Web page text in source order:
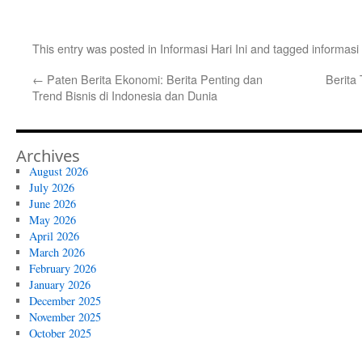
This entry was posted in Informasi Hari Iniand tagged
← Paten Berita Ekonomi: Berita Penting dan
Trend Bisnis di Indonesia dan Dunia
Berita
Archives
August 2026
July 2026
June 2026
May 2026
April 2026
March 2026
February 2026
January 2026
December 2025
November 2025
October 2025